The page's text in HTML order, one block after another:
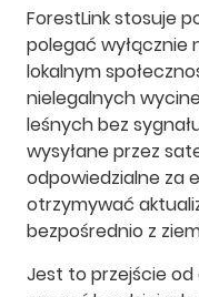
ForestLink stosuje
polegać wyłącznie
lokalnym
nielegalnych
leśnych bez
wysyłane przez
odpowiedzialne za
otrzymywać
bezpośrednio z
Jest to przejście